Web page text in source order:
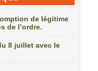
de légitime
de l’ordre.
8 juillet avec le